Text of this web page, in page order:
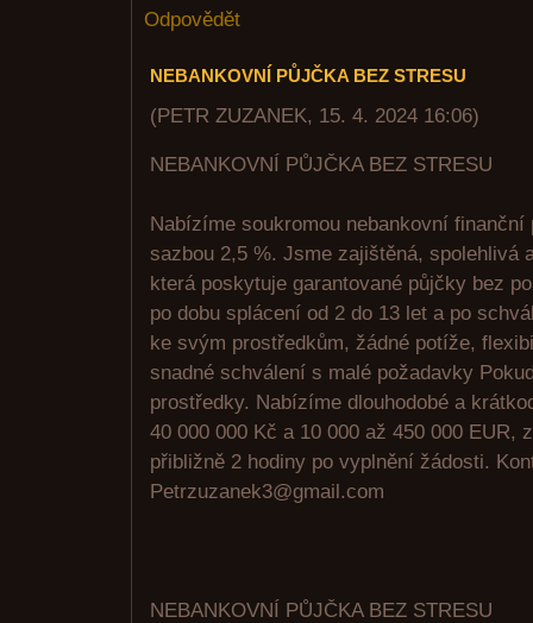
Odpovědět
NEBANKOVNÍ PŮJČKA BEZ STRESU
(PETR ZUZANEK, 15. 4. 2024 16:06)
NEBANKOVNÍ PŮJČKA BEZ STRESU
Nabízíme soukromou nebankovní
sazbou 2,5 %. Jsme zajištěná, spolehlivá
která poskytuje garantované půjčky bez
po dobu splácení od 2 do 13 let a po
ke svým prostředkům, žádné potíže,
snadné schválení s malé požadavky
prostředky. Nabízíme dlouhodobé a
40 000 000 Kč a 10 000 až 450 000 EUR,
přibližně 2 hodiny po vyplnění žádosti.
Petrzuzanek3@gmail.com
NEBANKOVNÍ PŮJČKA BEZ STRESU